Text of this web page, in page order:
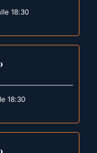
18:30
18:30